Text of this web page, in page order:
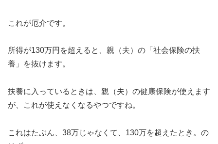
これが厄介です。
所得が130万円を超えると、親（夫）の「社会保険の扶
養」を抜けます。
扶養に入っているときは、親（夫）の健康保険が使えます
が、これが使えなくなるやつですね。
これはたぶん、38万じゃなくて、130万を超えたとき。の